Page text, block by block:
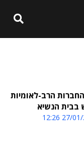
הרב-לאומיות
27/01/